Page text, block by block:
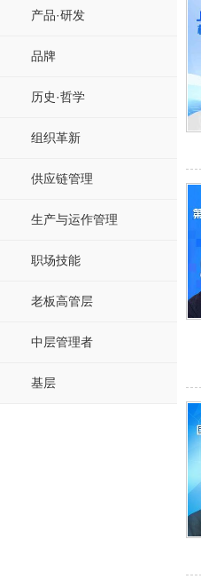
产品·研发
品牌
历史·哲学
组织革新
供应链管理
生产与运作管理
职场技能
老板高管层
中层管理者
基层